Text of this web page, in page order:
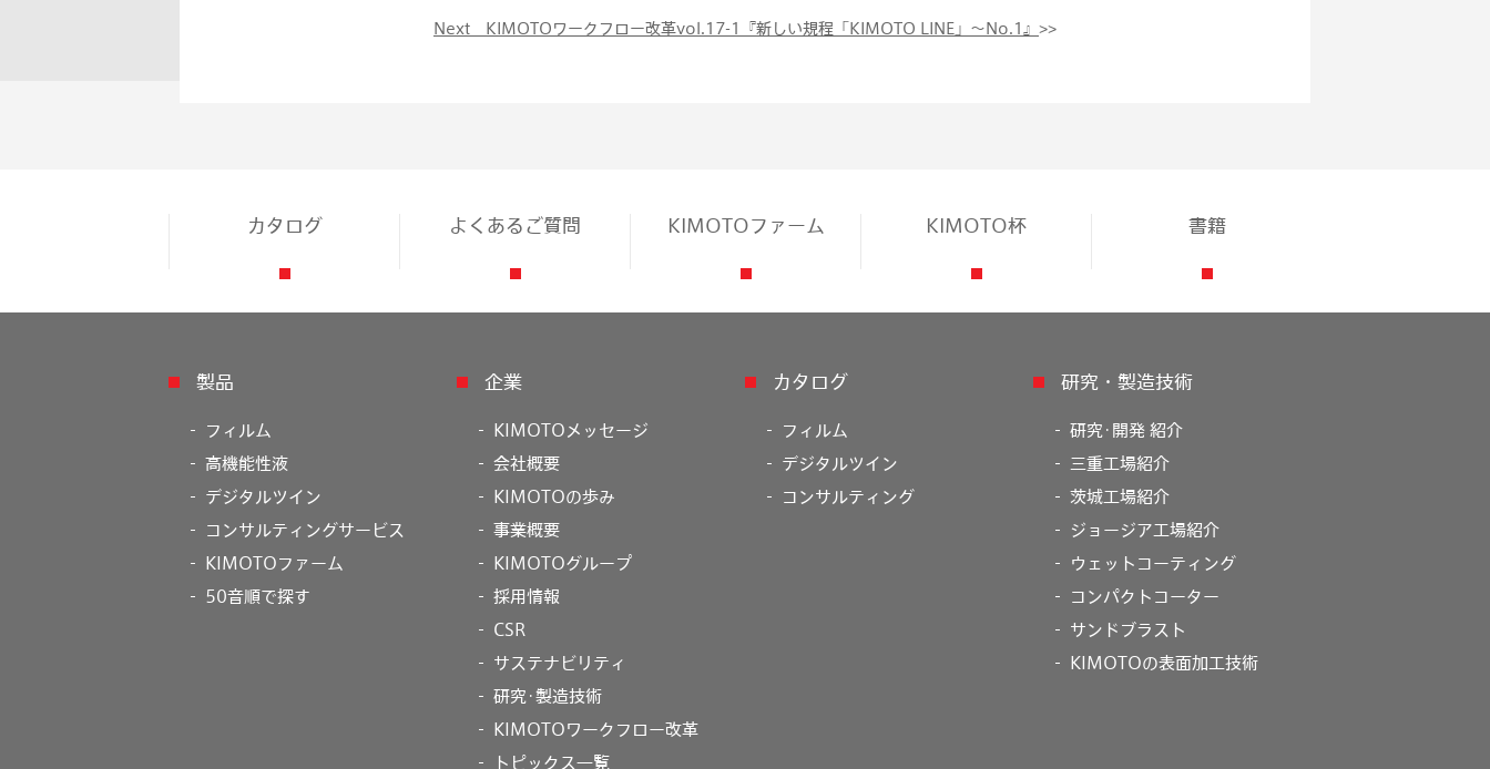
Next KIMOTOワークフロー改革vol.17-1『新しい規程「KIMOTO LINE」〜No.1』 >>
カタログ よくあるご質問 KIMOTOファーム KIMOTO杯 書籍
製品
フィルム
高機能性液
デジタルツイン
コンサルティングサービス
KIMOTOファーム
50音順で探す
企業
KIMOTOメッセージ
会社概要
KIMOTOの歩み
事業概要
KIMOTOグループ
採用情報
CSR
サステナビリティ
研究･製造技術
KIMOTOワークフロー改革
トピックス一覧
カタログ
フィルム
デジタルツイン
コンサルティング
研究・製造技術
研究･開発 紹介
三重工場紹介
茨城工場紹介
ジョージア工場紹介
ウェットコーティング
コンパクトコーター
サンドブラスト
KIMOTOの表面加工技術